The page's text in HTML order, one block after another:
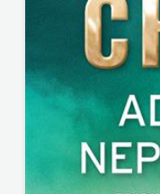
SYNOPSIS
ŠARENI
DUĆAN
ŠKOLSKA